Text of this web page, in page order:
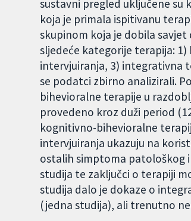
sustavni pregled uključene su
koja je primala ispitivanu
skupinom koja je dobila
sljedeće kategorije terapija:
intervjuiranja, 3) integrativna
se podatci zbirno analizirali.
bihevioralne terapije u
provedeno kroz duži period
kognitivno-bihevioralne
intervjuiranja ukazuju na
ostalih simptoma patološkog
studija te zaključci o terapiji
studija dalo je dokaze o
(jedna studija), ali trenutno